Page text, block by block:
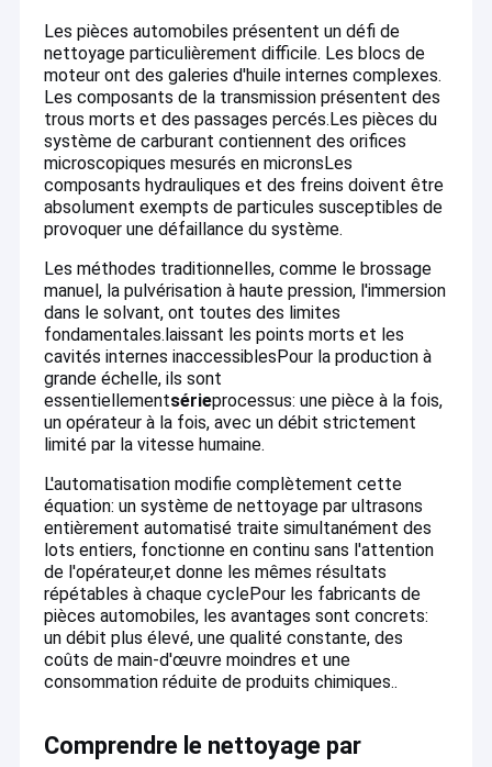
Les pièces automobiles présentent un défi de
nettoyage particulièrement difficile. Les blocs de
moteur ont des galeries d'huile internes complexes.
Les composants de la transmission présentent des
trous morts et des passages percés.Les pièces du
système de carburant contiennent des orifices
microscopiques mesurés en micronsLes
composants hydrauliques et des freins doivent être
absolument exempts de particules susceptibles de
provoquer une défaillance du système.
Les méthodes traditionnelles, comme le brossage
manuel, la pulvérisation à haute pression, l'immersion
dans le solvant, ont toutes des limites
fondamentales.laissant les points morts et les
cavités internes inaccessibles Pour la production à
grande échelle, ils sont
essentiellementsérieprocessus: une pièce à la fois,
un opérateur à la fois, avec un débit strictement
limité par la vitesse humaine.
L'automatisation modifie complètement cette
équation: un système de nettoyage par ultrasons
entièrement automatisé traite simultanément des
lots entiers, fonctionne en continu sans l'attention
de l'opérateur,et donne les mêmes résultats
répétables à chaque cyclePour les fabricants de
pièces automobiles, les avantages sont concrets:
un débit plus élevé, une qualité constante, des
coûts de main-d'œuvre moindres et une
consommation réduite de produits chimiques..
Comprendre le nettoyage par